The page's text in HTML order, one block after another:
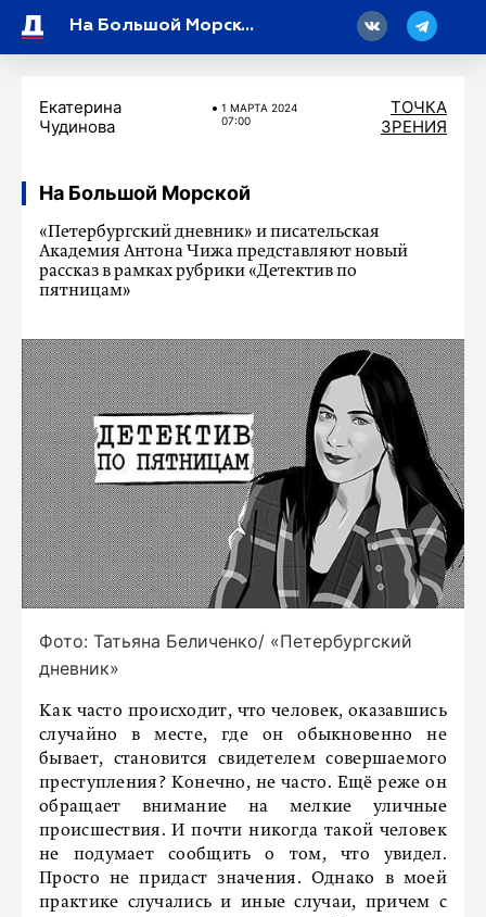
На Большой Морской
Екатерина
Чудинова
1 МАРТA 2024
07:00
ТОЧКА
ЗРЕНИЯ
На Большой Морской
«Петербургский дневник» и писательская
Академия Антона Чижа представляют новый
рассказ в рамках рубрики «Детектив по
пятницам»
Фото: Татьяна Беличенко/ «Петербургский
дневник»
Как часто происходит, что человек, оказавшись
случайно в месте, где он обыкновенно не
бывает, становится свидетелем совершаемого
преступления? Конечно, не часто. Ещё реже он
обращает внимание на мелкие уличные
происшествия. И почти никогда такой человек
не подумает сообщить о том, что увидел.
Просто не придаст значения. Однако в моей
практике случались и иные случаи, причем с